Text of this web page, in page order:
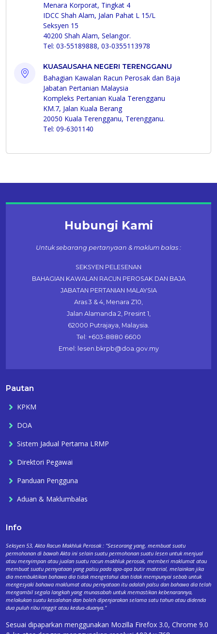
Menara Korporat, Tingkat 4
IDCC Shah Alam, Jalan Pahat L 15/L
Seksyen 15
40200 Shah Alam, Selangor.
Tel: 03-55189888, 03-0355113978
KUASAUSAHA NEGERI TERENGGANU
Bahagian Kawalan Racun Perosak dan Baja
Jabatan Pertanian Malaysia
Kompleks Pertanian Kuala Terengganu
KM.7, Jalan Kuala Berang
20050 Kuala Terengganu, Terengganu.
Tel: 09-6301140
Hubungi Kami
Untuk sebarang pertanyaan & maklum balas :
SEKSYEN PELESENAN
BAHAGIAN KAWALAN RACUN PEROSAK DAN BAJA
JABATAN PERTANIAN MALAYSIA
Aras 3 & 4, Menara Z10,
Jalan Alamanda 2, Presint 1,
62000 Putrajaya, Malaysia.
Tel: +603-8880 6600
Emel: lesen.bkrpb@doa.gov.my
Pautan
KPKM
DOA
Sistem Jadual Pertama LRMP
Direktori Pegawai
Panduan Pengguna
Aduan & Maklumbalas
Info
Seksyen 53, Akta Racun Makhluk Perosak : "Seseorang yang, membuat suatu
permohonan di bawah Akta ini selain suatu permohonan suatu lesen untuk menjual
atau menyimpan atau jualan suatu racun makhluk perosak, memberi maklumat atau
membuat suatu pernyataan yang palsu pada apa-apa butir material, melainkan jika
dia membuktikan bahawa dia tidak mengetahui dan tidak mempunyai sebab untuk
mengesyaki bahawa maklumat atau pernyataan itu adalah palsu dan bahawa dia telah
mengambil segala langkah yang munasabah untuk memastikan kebenarannya,
melakukan suatu kesalahan dan boleh dipenjarakan selama satu tahun atau didenda
dua puluh ribu ringgit atau kedua-duanya."
Sesuai dipaparkan menggunakan Mozilla Firefox 3.0, Chrome 9.0